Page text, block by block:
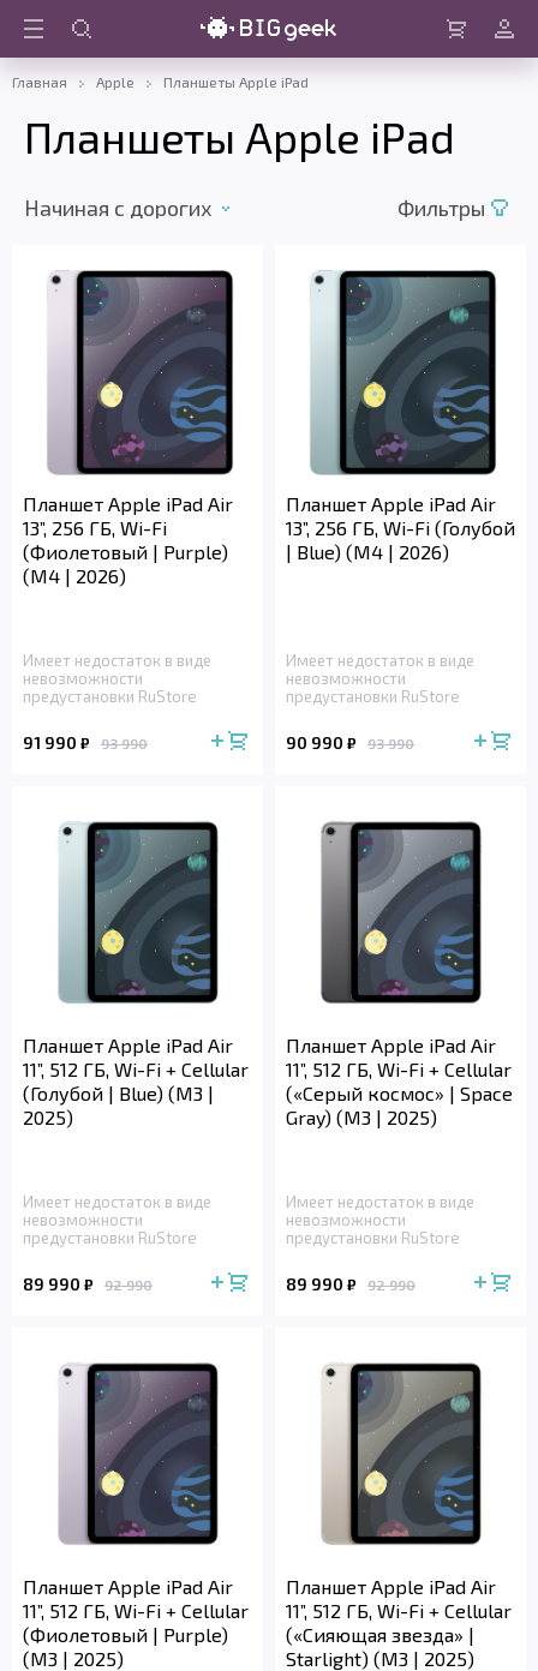
Войти
Главная Apple Планшеты Apple iPad
Планшеты Apple iPad
Начиная с дорогих Фильтры
Планшет Apple iPad Air
13”, 256 ГБ, Wi-Fi
(Фиолетовый | Purple)
(M4 | 2026)
Имеет недостаток в виде
невозможности
предустановки RuStore
91 990 ₽ 93 990
Планшет Apple iPad Air
13”, 256 ГБ, Wi-Fi (Голубой
| Blue) (M4 | 2026)
Имеет недостаток в виде
невозможности
предустановки RuStore
90 990 ₽ 93 990
Планшет Apple iPad Air
11”, 512 ГБ, Wi-Fi + Cellular
(Голубой | Blue) (M3 |
2025)
Имеет недостаток в виде
невозможности
предустановки RuStore
89 990 ₽ 92 990
Планшет Apple iPad Air
11”, 512 ГБ, Wi-Fi + Cellular
(«Серый космос» | Space
Gray) (M3 | 2025)
Имеет недостаток в виде
невозможности
предустановки RuStore
89 990 ₽ 92 990
Планшет Apple iPad Air
11”, 512 ГБ, Wi-Fi + Cellular
(Фиолетовый | Purple)
(M3 | 2025)
Планшет Apple iPad Air
11”, 512 ГБ, Wi-Fi + Cellular
(«Сияющая звезда» |
Starlight) (M3 | 2025)